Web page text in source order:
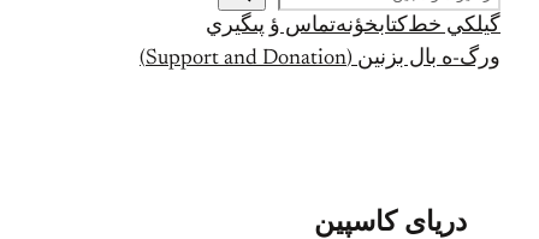
س
ت
ج
گيلکي خط کتابخؤنهتماس ؤ پىگيري
ورگ-ه بال بزنين (Support and Donation)
دریای کاسپین